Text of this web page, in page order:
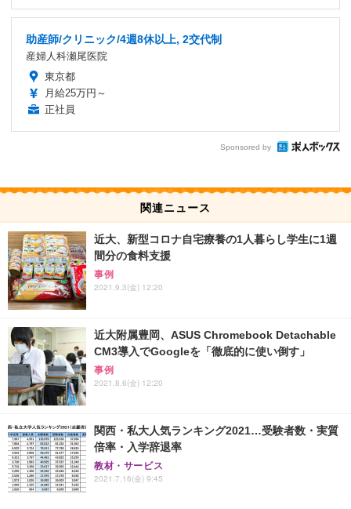
助産師/クリニック/4週8休以上, 2交代制
産婦人科瀬尾医院
東京都
月給25万円～
正社員
Sponsored by
関連ニュース
近大、新型コロナ自宅療養の1人暮らし学生に1週
間分の食料支援
事例
2021.9.3(金) 12:20
近大附属豊岡、ASUS Chromebook Detachable
CM3導入でGoogleを「徹底的に使い倒す」
事例
2021.8.6(金) 12:20
関西・私大人気ランキング2021…受験者数・実質
倍率・入学辞退率
教材・サービス
2021.7.16(金) 9:45